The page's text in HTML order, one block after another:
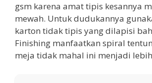
gsm karena amat tipis kesannya
mewah. Untuk dudukannya
karton tidak tipis yang dilapisi
Finishing manfaatkan spiral
meja tidak mahal ini menjadi